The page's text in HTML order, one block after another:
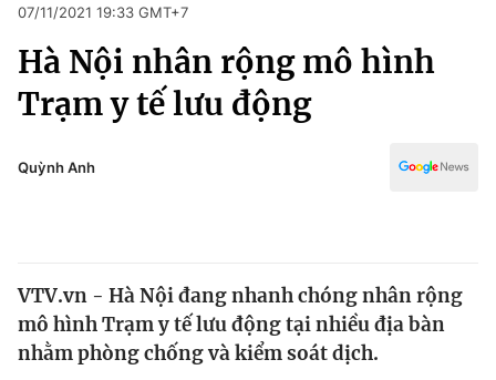
Chuyên mục
Chính trị
Xã hội
Y tế
Xã hội
Pháp luật
Kinh tế
Thể thao
Văn hóa - Giải trí
Giáo dục
07/11/2021 19:33 GMT+7
Hà Nội nhân rộng mô hình
Trạm y tế lưu động
Quỳnh Anh
VTV.vn - Hà Nội đang nhanh chóng nhân rộng
mô hình Trạm y tế lưu động tại nhiều địa bàn
nhằm phòng chống và kiểm soát dịch.